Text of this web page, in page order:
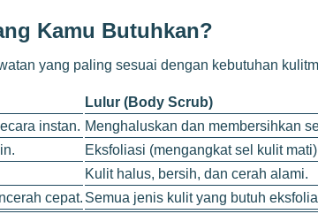
Kamu Butuhkan?
yang paling sesuai dengan kebutuhan
Lulur (Body Scrub)
instan. Menghaluskan dan membersihkan
Eksfoliasi (mengangkat sel kulit
Kulit halus, bersih, dan cerah alami.
cepat. Semua jenis kulit yang butuh